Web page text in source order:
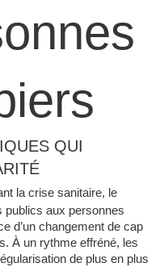
QUI
la crise sanitaire, le
publics aux personnes
d’un changement de cap
À un rythme effréné, les
de plus en plus